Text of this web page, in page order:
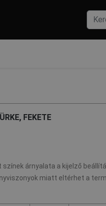
FEKETE
árnyalata a kijelző
miatt eltérhet a